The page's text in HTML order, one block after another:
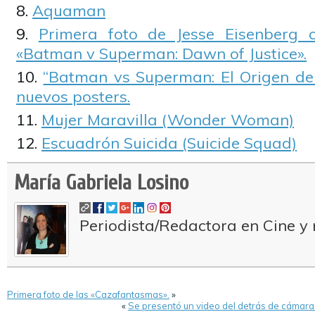
Aquaman
Primera foto de Jesse Eisenberg
«Batman v Superman: Dawn of Justice».
“Batman vs Superman: El Origen
nuevos posters.
Mujer Maravilla (Wonder Woman)
Escuadrón Suicida (Suicide Squad)
María Gabriela Losino
Periodista/Redactora en Cine y
Primera foto de las «Cazafantasmas». »
«Se presentó un video del detrás de